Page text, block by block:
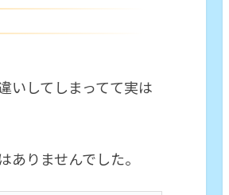
いしてしまってて実は
りませんでした。